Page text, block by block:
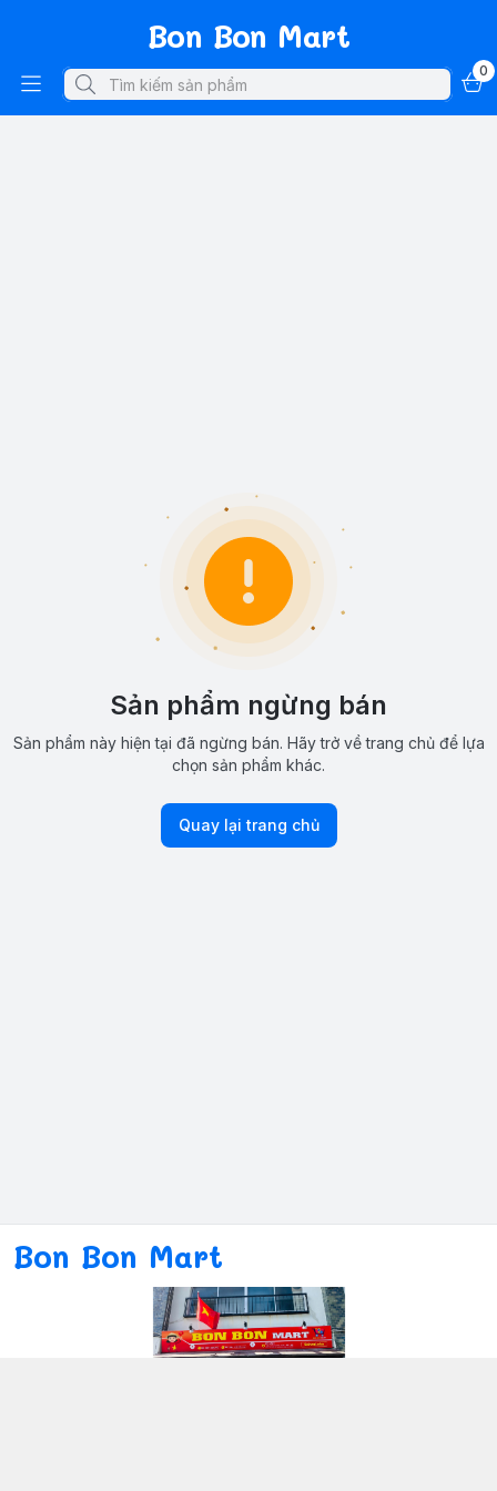
Bon Bon Mart
0
Sản phẩm ngừng bán
Sản phẩm này hiện tại đã ngừng bán. Hãy trở về trang chủ để lựa
chọn sản phẩm khác.
Quay lại trang chủ
Bon Bon Mart